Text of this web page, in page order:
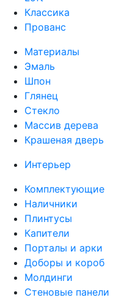
Классика
Прованс
Материалы
Эмаль
Шпон
Глянец
Стекло
Массив дерева
Крашеная дверь
Интерьер
Комплектующие
Наличники
Плинтусы
Капители
Порталы и арки
Доборы и короб
Молдинги
Стеновые панели